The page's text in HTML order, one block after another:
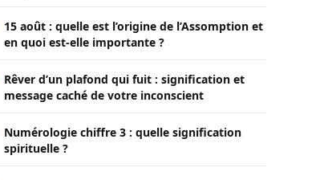
15 août : quelle est l’origine de l’Assomption et
en quoi est-elle importante ?
Rêver d’un plafond qui fuit : signification et
message caché de votre inconscient
Numérologie chiffre 3 : quelle signification
spirituelle ?